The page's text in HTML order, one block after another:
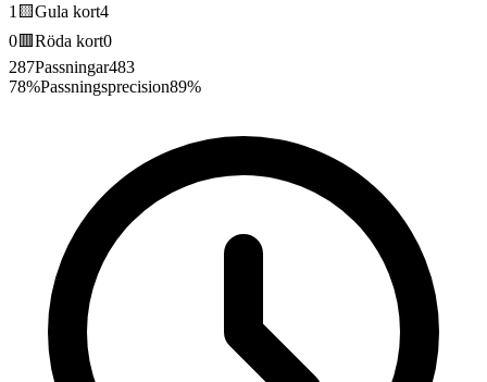
1 🟨Gula kort4
0🟥Röda kort0
287Passningar483
78%Passningsprecision89%